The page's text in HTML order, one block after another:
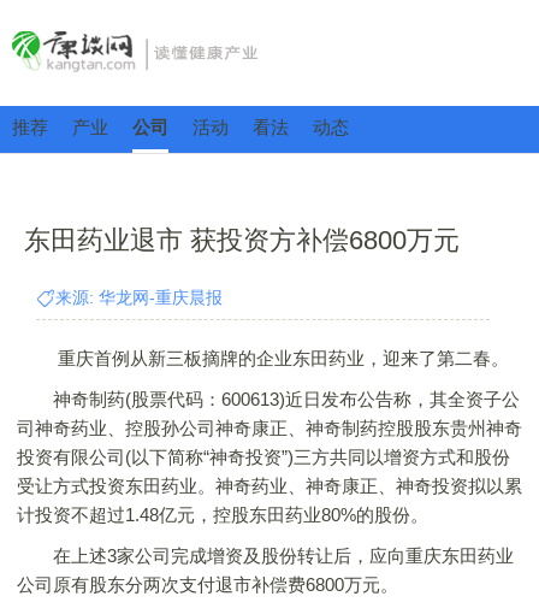
推荐 产业 公司 活动 看法 动态
东田药业退市 获投资方补偿6800万元
来源: 华龙网-重庆晨报
重庆首例从新三板摘牌的企业东田药业，迎来了第二春。
神奇制药(股票代码：600613)近日发布公告称，其全资子公
司神奇药业、控股孙公司神奇康正、神奇制药控股股东贵州神奇
投资有限公司(以下简称“神奇投资”)三方共同以增资方式和股份
受让方式投资东田药业。神奇药业、神奇康正、神奇投资拟以累
计投资不超过1.48亿元，控股东田药业80%的股份。
在上述3家公司完成增资及股份转让后，应向重庆东田药业
公司原有股东分两次支付退市补偿费6800万元。